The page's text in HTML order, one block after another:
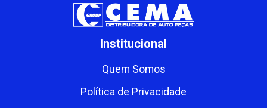
Institucional
Quem Somos
Política de Privacidade